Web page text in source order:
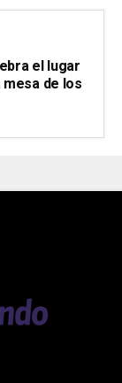
el lugar
de los